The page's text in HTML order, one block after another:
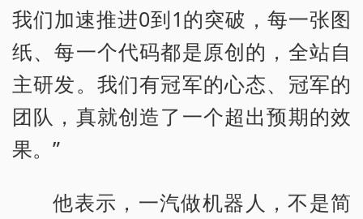
我们加速推进0到1的突破，每一张图
纸、每一个代码都是原创的，全站自
主研发。我们有冠军的心态、冠军的
团队，真就创造了一个超出预期的效
果。”
他表示，一汽做机器人，不是简